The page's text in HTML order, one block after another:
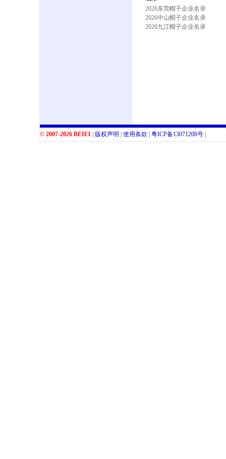
2026东莞帽子企业名录
2026中山帽子企业名录
2026九江帽子企业名录
© 2007-2026 BEIEI| 版权声明 使用条款 粤ICP备13071208号|